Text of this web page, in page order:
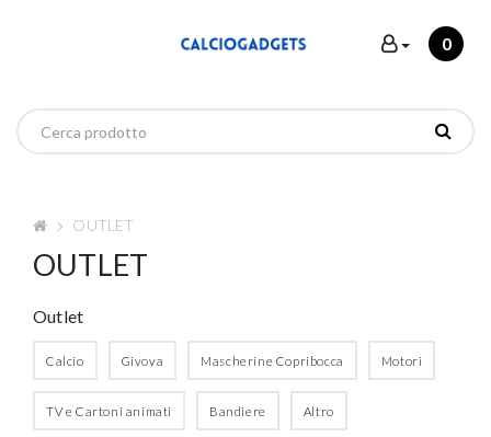
0
OUTLET
OUTLET
Outlet
Calcio Givova Mascherine Copribocca Motori
TV e Cartoni animati Bandiere Altro